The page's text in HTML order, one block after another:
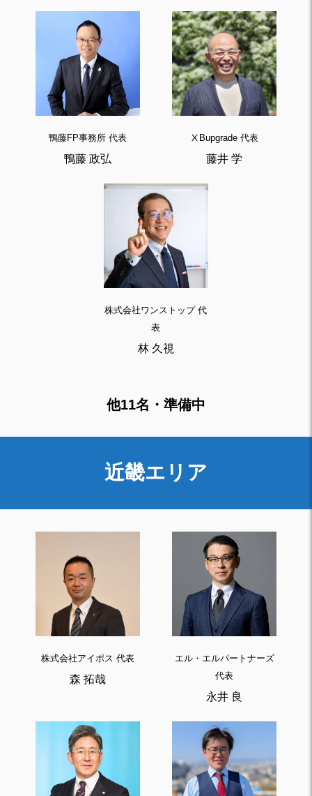
鴨藤FP事務所 代表
鴨藤 政弘
ⅩBupgrade 代表
藤井 学
株式会社ワンストップ 代
表
林 久視
他11名・準備中
近畿エリア
株式会社アイポス 代表
森 拓哉
エル・エルパートナーズ
代表
永井 良